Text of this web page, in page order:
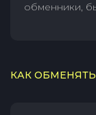
обменники,
КАК ОБМЕНЯТЬ